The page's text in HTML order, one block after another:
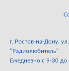
г. Ростов-на-Дону,
"Радиолюбитель"
Ежедневно с 9-30 до